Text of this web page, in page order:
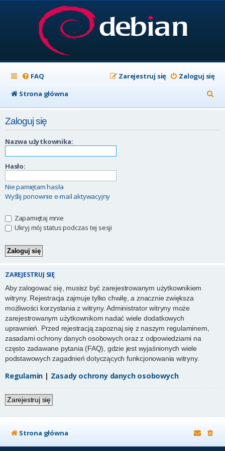
FAQ Zaloguj się
Zarejestruj się
Strona główna
z
Zaloguj się
Nazwa użytkownika:
Hasło:
Nie pamiętam hasła
Wyślij ponownie e-mail aktywacyjny
Zapamiętaj mnie
Ukryj mój status podczas tej sesji
ZAREJESTRUJ SIĘ
Aby zalogować się, musisz być zarejestrowanym użytkownikiem
witryny. Rejestracja zajmuje tylko chwilę, a znacznie zwiększa
możliwości korzystania z witryny. Administrator witryny może
zarejestrowanym użytkownikom nadać wiele dodatkowych
uprawnień. Przed rejestracją zapoznaj się z naszym regulaminem,
zasadami ochrony danych osobowych oraz z odpowiedziami na
często zadawane pytania (FAQ), gdzie jest wyjaśnionych wiele
podstawowych zagadnień dotyczących funkcjonowania witryny.
Regulamin | Zasady ochrony danych osobowych
Zarejestruj się
Strona główna